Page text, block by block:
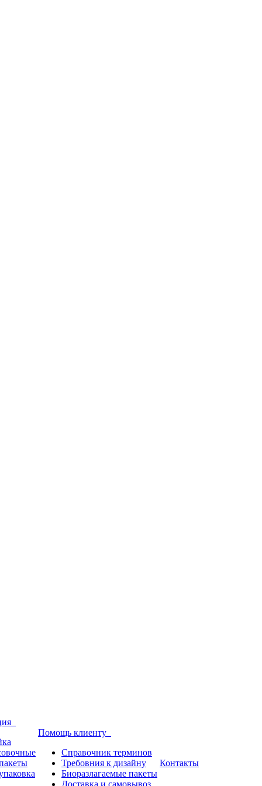
Помощь клиенту
Справочник терминов
Требовния к дизайну
Биоразлагаемые пакеты
Доставка и самовывоз
Контакты